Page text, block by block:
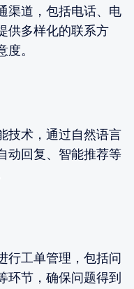
渠道，包括电话、电
供多样化的联系方
。
技术，通过自然语言
动回复、智能推荐等
行工单管理，包括问
环节，确保问题得到